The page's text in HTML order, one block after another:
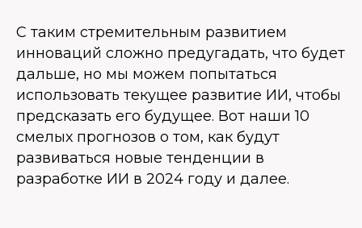
С таким стремительным развитием
инноваций сложно предугадать, что будет
дальше, но мы можем попытаться
использовать текущее развитие ИИ, чтобы
предсказать его будущее. Вот наши 10
смелых прогнозов о том, как будут
развиваться новые тенденции в
разработке ИИ в 2024 году и далее.